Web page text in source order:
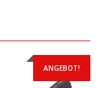
ANGEBOT!